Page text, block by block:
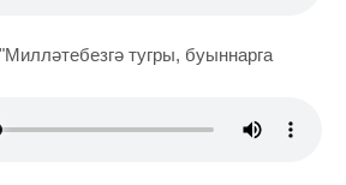
тугры, буыннарга